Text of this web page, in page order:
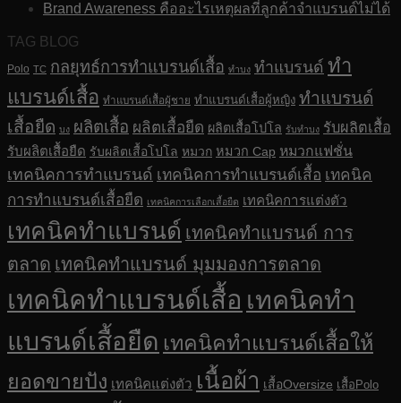
Brand Awareness คืออะไรเหตุผลที่ลูกค้าจำแบรนด์ไม่ได้
TAG BLOG
Polo TC กลยุทธ์การทำแบรนด์เสื้อ ทำบง ทำแบรนด์ ทำ
แบรนด์เสื้อ ทำแบรนด์เสื้อผู้ชาย ทำแบรนด์เสื้อผู้หญิง ทำแบรนด์
เสื้อยืด บง ผลิตเสื้อ ผลิตเสื้อยืด ผลิตเสื้อโปโล รับทำบง รับผลิตเสื้อ
รับผลิตเสื้อยืด รับผลิตเสื้อโปโล หมวก หมวก Cap หมวกแฟชั่น
เทคนิคการทำแบรนด์ เทคนิคการทำแบรนด์เสื้อ เทคนิค
การทำแบรนด์เสื้อยืด เทคนิคการเลือกเสื้อยืด เทคนิคการแต่งตัว
เทคนิคทำแบรนด์ เทคนิคทำแบรนด์ การ
ตลาด เทคนิคทำแบรนด์ มุมมองการตลาด
เทคนิคทำแบรนด์เสื้อ เทคนิคทำ
แบรนด์เสื้อยืด เทคนิคทำแบรนด์เสื้อให้
ยอดขายปัง เทคนิคแต่งตัว เนื้อผ้า เสื้อOversize เสื้อPolo